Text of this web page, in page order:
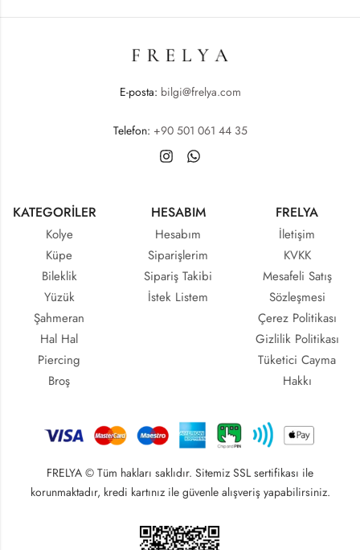
E-posta: bilgi@frelya.com
Telefon: +90 501 061 44 35
KATEGORİLER
Kolye
Küpe
Bileklik
Yüzük
Şahmeran
Hal Hal
Piercing
Broş
HESABIM
Hesabım
Siparişlerim
Sipariş Takibi
İstek Listem
FRELYA
İletişim
KVKK
Mesafeli Satış
Sözleşmesi
Çerez Politikası
Gizlilik Politikası
Tüketici Cayma
Hakkı
FRELYA © Tüm hakları saklıdır. Sitemiz SSL sertifikası ile
korunmaktadır, kredi kartınız ile güvenle alışveriş yapabilirsiniz.